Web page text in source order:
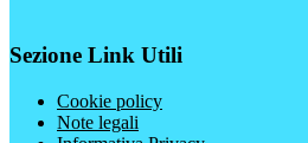
Sezione Link Utili
Cookie policy
Note legali